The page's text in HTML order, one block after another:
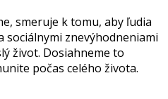
smeruje k tomu, aby ľudia
sociálnymi znevýhodneniami
život. Dosiahneme to
počas celého života.